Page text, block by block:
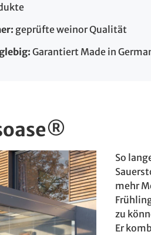
geprüfte weinor Qualität
Garantiert Made in
So
mehr
zu
Er